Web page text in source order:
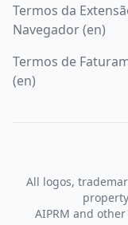
Termos da
Navegador (en)
Termos de
(en)
All logos,
AIPRM and